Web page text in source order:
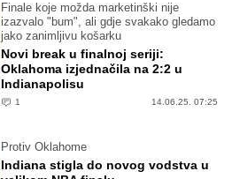
Finale koje možda marketinški nije
izazvalo "bum", ali gdje svakako gledamo
jako zanimljivu košarku
Novi break u finalnoj seriji:
Oklahoma izjednačila na 2:2 u
Indianapolisu
1 14.06.25. 07:25
Protiv Oklahome
Indiana stigla do novog vodstva u